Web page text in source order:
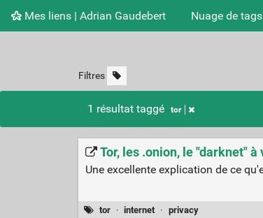
Mes liens | Adrian Gaudebert Nuage de tags
Filtres
1 résultat taggé tor
Tor, les .onion, le "darknet"
Une excellente explication de ce
tor · internet · privacy